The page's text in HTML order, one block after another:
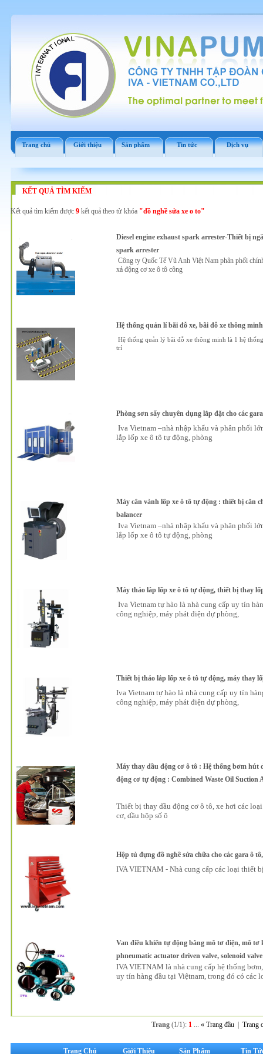
Trang chủ Giới thiệu Sản phẩm Tin tức Dịch vụ
KẾT QUẢ TÌM KIẾM
Kết quả tìm kiếm được 9kết quả theo từ khóa "đồ nghề sửa xe o to"
Diesel engine exhaust spark arrester-Thiết bị
spark arrester
Công ty Quốc Tế Vũ Anh Việt Nam phân phối
xả động cơ xe ô tô công
Hệ thống quản lí bãi đỗ xe, bãi đỗ xe thông
Hệ thống quản lý bãi đỗ xe thông minh là 1 hệ
trí
Phòng sơn sấy chuyên dụng lắp đặt cho các
Iva Vietnam –nhà nhập khẩu và phân phối
lắp lốp xe ô tô tự động, phòng
Máy cân vành lốp xe ô tô tự động : thiết bị căn
balancer
Iva Vietnam –nhà nhập khẩu và phân phối
lắp lốp xe ô tô tự động, phòng
Máy tháo lắp lốp xe ô tô tự động, thiết bị thay
Iva Vietnam tự hào là nhà cung cấp uy tín
công nghiệp, máy phát điện dự phòng,
Thiết bị tháo lắp lốp xe ô tô tự động, máy thay
Iva Vietnam tự hào là nhà cung cấp uy tín
công nghiệp, máy phát điện dự phòng,
Máy thay dầu động cơ ô tô : Hệ thống bơm
động cơ tự động : Combined Waste Oil
Thiết bị thay dầu động cơ ô tô, xe hơi các
cơ, dầu hộp số ô
Hộp tủ đựng đồ nghề sửa chữa cho các gara ô
IVA VIETNAM - Nhà cung cấp các loại thiết
Van điều khiển tự động bằng mô tơ điện, mô
phneumatic actuator driven valve, solenoid valve
IVA VIETNAM là nhà cung cấp hệ thống
uy tín hàng đầu tại Việtnam, trong đó có các
Trang (1/1):1 ... « Trang đầu Trang
Trang Chủ Giới Thiệu Sản Phẩm Tin